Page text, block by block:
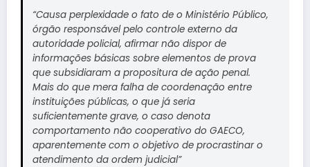
“Causa perplexidade o fato de o Ministério Público,
órgão responsável pelo controle externo da
autoridade policial, afirmar não dispor de
informações básicas sobre elementos de prova
que subsidiaram a propositura de ação penal.
Mais do que mera falha de coordenação entre
instituições públicas, o que já seria
suficientemente grave, o caso denota
comportamento não cooperativo do GAECO,
aparentemente com o objetivo de procrastinar o
atendimento da ordem judicial”